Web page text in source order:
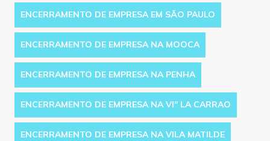
ENCERRAMENTO DE EMPRESA EM SÃO PAULO
ENCERRAMENTO DE EMPRESA NA MOOCA
ENCERRAMENTO DE EMPRESA NA PENHA
ENCERRAMENTO DE EMPRESA NA VI'' LA CARRAO
ENCERRAMENTO DE EMPRESA NA VILA MATILDE